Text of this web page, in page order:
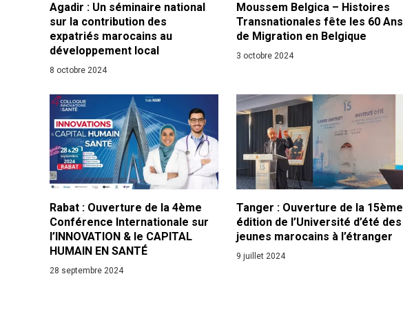
Agadir : Un séminaire national
sur la contribution des
expatriés marocains au
développement local
8 octobre 2024
Moussem Belgica – Histoires
Transnationales fête les 60 Ans
de Migration en Belgique
3 octobre 2024
Rabat : Ouverture de la 4ème
Conférence Internationale sur
l’INNOVATION & le CAPITAL
HUMAIN EN SANTÉ
28 septembre 2024
Tanger : Ouverture de la 15ème
édition de l’Université d’été des
jeunes marocains à l’étranger
9 juillet 2024